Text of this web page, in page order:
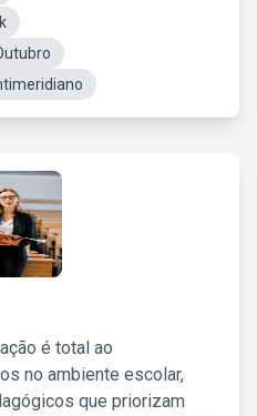
é total ao
no ambiente escolar,
que priorizam